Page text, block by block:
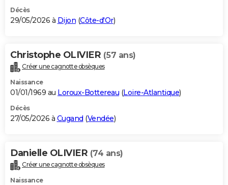
Décès
29/05/2026 à Dijon (Côte-d'Or)
Christophe OLIVIER (57 ans)
Créer une cagnotte obsèques
Naissance
01/01/1969 au Loroux-Bottereau (Loire-Atlantique)
Décès
27/05/2026 à Cugand (Vendée)
Danielle OLIVIER (74 ans)
Créer une cagnotte obsèques
Naissance